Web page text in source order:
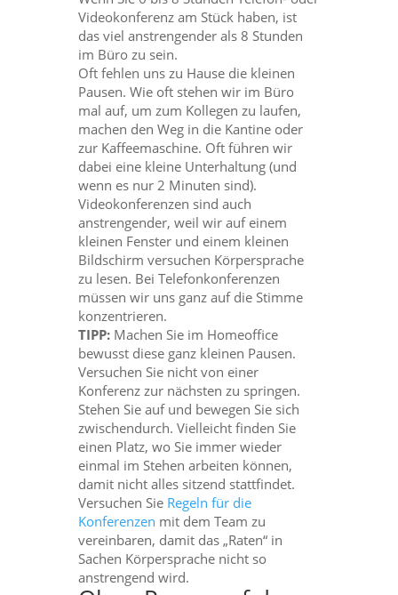
Videokonferenz am Stück haben, ist
das viel anstrengender als 8 Stunden
im Büro zu sein.
Oft fehlen uns zu Hause die kleinen
Pausen. Wie oft stehen wir im Büro
mal auf, um zum Kollegen zu laufen,
machen den Weg in die Kantine oder
zur Kaffeemaschine. Oft führen wir
dabei eine kleine Unterhaltung (und
wenn es nur 2 Minuten sind).
Videokonferenzen sind auch
anstrengender, weil wir auf einem
kleinen Fenster und einem kleinen
Bildschirm versuchen Körpersprache
zu lesen. Bei Telefonkonferenzen
müssen wir uns ganz auf die Stimme
konzentrieren.
TIPP:Machen Sie im Homeoffice
bewusst diese ganz kleinen Pausen.
Versuchen Sie nicht von einer
Konferenz zur nächsten zu springen.
Stehen Sie auf und bewegen Sie sich
zwischendurch. Vielleicht finden Sie
einen Platz, wo Sie immer wieder
einmal im Stehen arbeiten können,
damit nicht alles sitzend stattfindet.
Versuchen Sie Regeln für die
Konferenzen mit dem Team zu
vereinbaren, damit das „Raten“ in
Sachen Körpersprache nicht so
anstrengend wird.